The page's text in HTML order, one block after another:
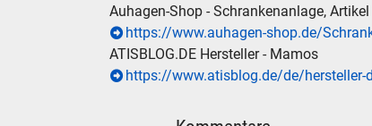
Auhagen-Shop - Schrankenanlage,
https://www.auhagen-shop.de/
ATISBLOG.DE Hersteller - Mamos
https://www.atisblog.de/de/